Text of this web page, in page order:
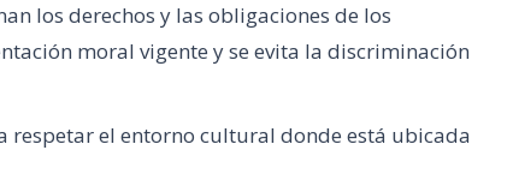
los derechos y las obligaciones de los
moral vigente y se evita la discriminación
respetar el entorno cultural donde está ubicada